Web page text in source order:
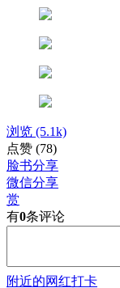
浏览 (5.1k)
点赞 (78)
脸书分享
微信分享
赏
有0条评论
附近的网红打卡